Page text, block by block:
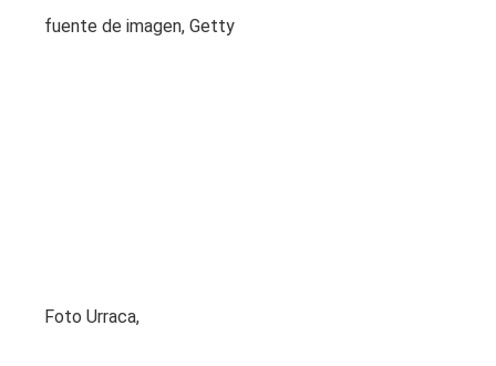
fuente de imagen, Getty
Foto Urraca,